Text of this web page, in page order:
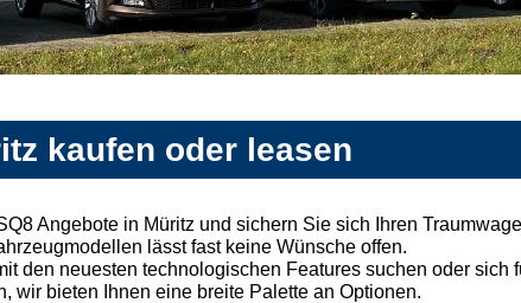
kaufen oder leasen
Angebote in Müritz und sichern Sie sich Ihren
lässt fast keine Wünsche offen.
den neuesten technologischen Features suchen oder
wir bieten Ihnen eine breite Palette an Optionen.